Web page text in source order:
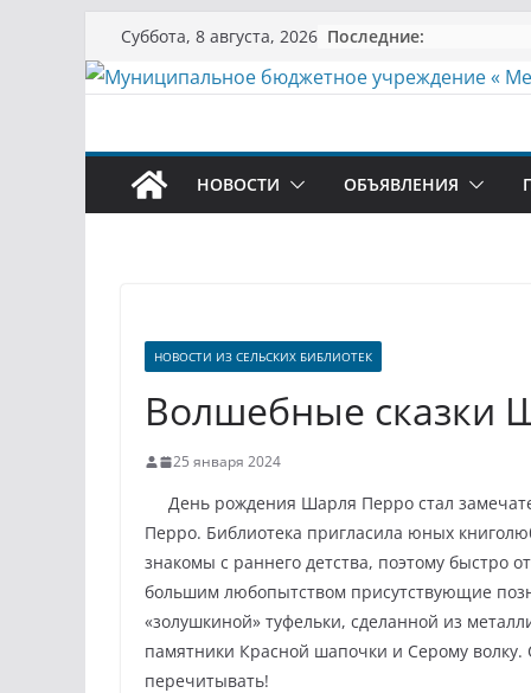
Перейти
к
содержимому
Суббота, 8 августа, 2026 Последние:
НОВОСТИ ОБЪЯВЛЕНИЯ
НОВОСТИ ИЗ СЕЛЬСКИХ БИБЛИОТЕК
Волшебные сказки
25 января 2024
День рождения Шарля Перро стал
Перро. Библиотека пригласила юных
знакомы с раннего детства, поэтому быстро
большим любопытством присутствующие
«золушкиной» туфельки, сделанной из
памятники Красной шапочки и Серому волку.
перечитывать!